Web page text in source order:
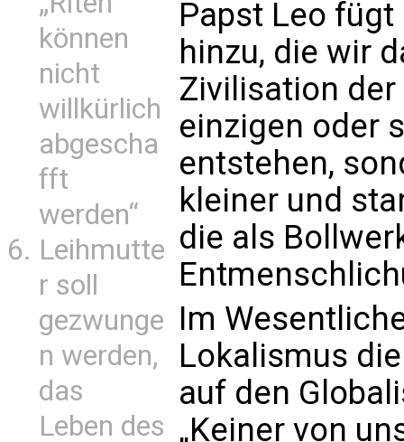
können
nicht
willkürlich
abgescha
fft
werden“
Leihmutte
r soll
gezwunge
n werden,
das
Leben des
Papst Leo
hinzu, die wir
Zivilisation
einzigen oder
entstehen,
kleiner und
die als
Im
Lokalismus
auf den
„Keiner von